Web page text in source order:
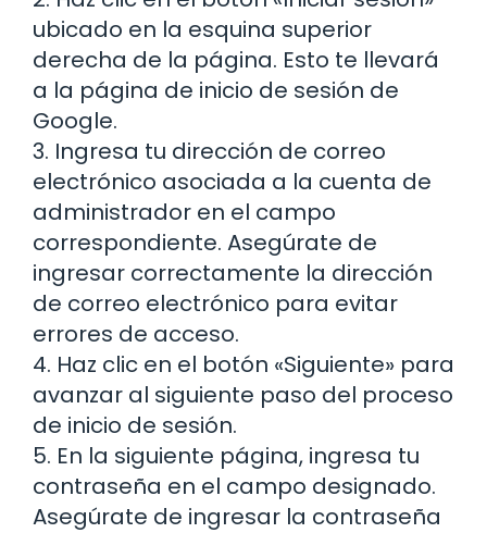
ubicado en la esquina superior
derecha de la página. Esto te llevará
a la página de inicio de sesión de
Google.
3. Ingresa tu dirección de correo
electrónico asociada a la cuenta de
administrador en el campo
correspondiente. Asegúrate de
ingresar correctamente la dirección
de correo electrónico para evitar
errores de acceso.
4. Haz clic en el botón «Siguiente» para
avanzar al siguiente paso del proceso
de inicio de sesión.
5. En la siguiente página, ingresa tu
contraseña en el campo designado.
Asegúrate de ingresar la contraseña